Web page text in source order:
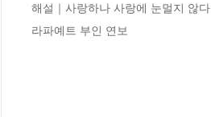
해설｜사랑하나 사랑에 눈멀지 않다
라파예트 부인 연보